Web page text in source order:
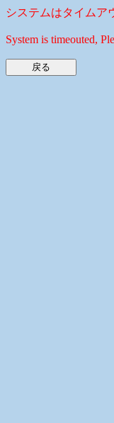
システムはタイムア
System is timeouted,